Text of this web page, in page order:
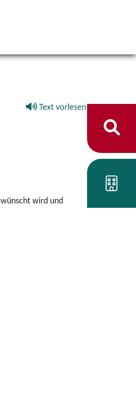
Text vorlesen
wird und